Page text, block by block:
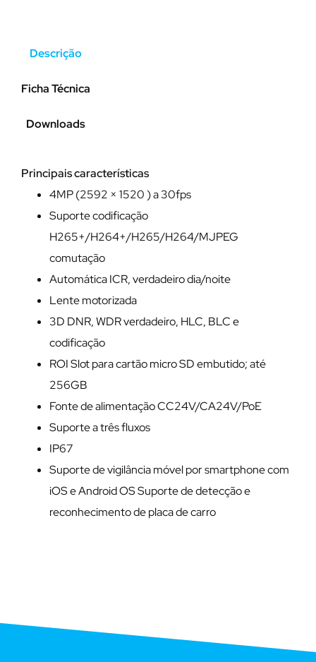
Descrição
Ficha Técnica
Downloads
Principais características
4MP (2592 × 1520 ) a 30fps
Suporte codificação
H265+/H264+/H265/H264/MJPEG
comutação
Automática ICR, verdadeiro dia/noite
Lente motorizada
3D DNR, WDR verdadeiro, HLC, BLC e
codificação
ROI Slot para cartão micro SD embutido; até
256GB
Fonte de alimentação CC24V/CA24V/PoE
Suporte a três fluxos
IP67
Suporte de vigilância móvel por smartphone com
iOS e Android OS Suporte de detecção e
reconhecimento de placa de carro